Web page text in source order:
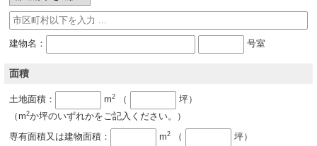
建物名： 号室
面積
土地面積： m2 （
坪）
（m2か坪のいずれかをご記入ください。）
専有面積又は建物面積：
m2 （
坪）